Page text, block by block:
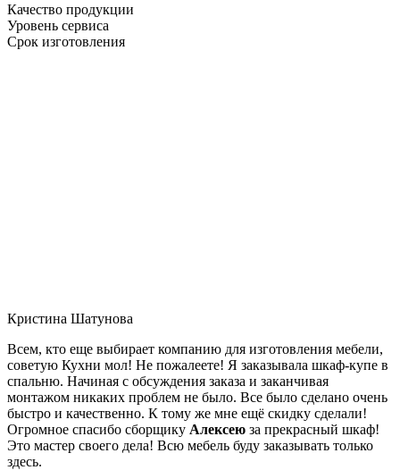
Качество продукции
Уровень сервиса
Срок изготовления
Кристина Шатунова
Всем, кто еще выбирает компанию для изготовления мебели,
советую Кухни мол! Не пожалеете! Я заказывала шкаф-купе в
спальню. Начиная с обсуждения заказа и заканчивая
монтажом никаких проблем не было. Все было сделано очень
быстро и качественно. К тому же мне ещё скидку сделали!
Огромное спасибо сборщику Алексею за прекрасный шкаф!
Это мастер своего дела! Всю мебель буду заказывать только
здесь.